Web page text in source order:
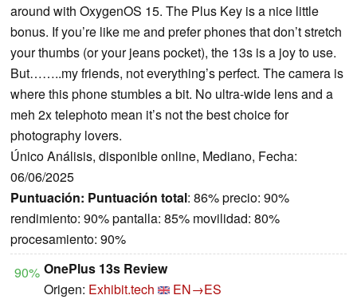
around with OxygenOS 15. The Plus Key is a nice little
bonus. If you’re like me and prefer phones that don’t stretch
your thumbs (or your jeans pocket), the 13s is a joy to use.
But……..my friends, not everything’s perfect. The camera is
where this phone stumbles a bit. No ultra-wide lens and a
meh 2x telephoto mean it’s not the best choice for
photography lovers.
Único Análisis, disponible online, Mediano, Fecha:
06/06/2025
Puntuación: Puntuación total: 86% precio: 90%
rendimiento: 90% pantalla: 85% movilidad: 80%
procesamiento: 90%
90% OnePlus 13s Review
Origen: Exhibit.tech
EN→ES